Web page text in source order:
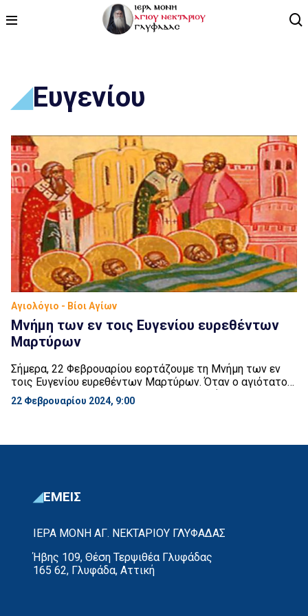
ΠΡΟΓΡΑΜΜΑ
ΒΙΝΤΕΟ
ΑΡΘΡΟΓΡΑΦΙΑ
ΑΓΙΟΛΟΓΙΟ - ΒΙΟΙ ΑΓΙΩΝ
ΕΠΙΚΟΙΝΩΝΙΑ
Ευγενίου
Αγιολόγιο - Βίοι Αγίων
Μνήμη των εν τοις Ευγενίου ευρεθέντων
Μαρτύρων
Σήμερα, 22 Φεβρουαρίου εορτάζουμε τη Μνήμη των εν
τοις Ευγενίου ευρεθέντων Μαρτύρων. Όταν ο αγιότατος
Πατριάρχης Θωμάς (βλέπε 21 Μαρτίου) ήταν στο θρόνο
της Κωνσταντινούπολης (607 – 610 μ.Χ.), βρέθηκαν τα
και σεβασμό, και με συνοδεία πολύ λάου. […]
22 Φεβρουαρίου 2024, 9:00
ΕΜΕΙΣ
ΙΕΡΑ ΜΟΝΗ ΑΓ. ΝΕΚΤΑΡΙΟΥ ΓΛΥΦΑΔΑΣ
Ήβης 109, Θέση Τερψιθέα Γλυφάδας
165 62, Γλυφάδα, Αττική